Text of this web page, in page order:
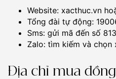
Website: xacthuc.vn
Tổng đài tự động:
Sms: gửi mã đến số
Zalo: tìm kiếm và chọn
Địa chỉ mua